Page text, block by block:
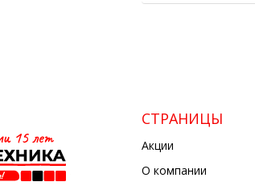
СТРАНИЦЫ
Акции
О компании